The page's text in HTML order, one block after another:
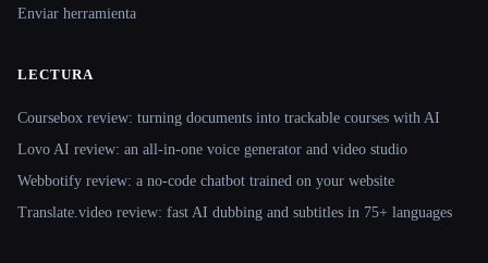
Enviar herramienta
LECTURA
Coursebox review: turning documents into trackable courses with AI
Lovo AI review: an all-in-one voice generator and video studio
Webbotify review: a no-code chatbot trained on your website
Translate.video review: fast AI dubbing and subtitles in 75+ languages